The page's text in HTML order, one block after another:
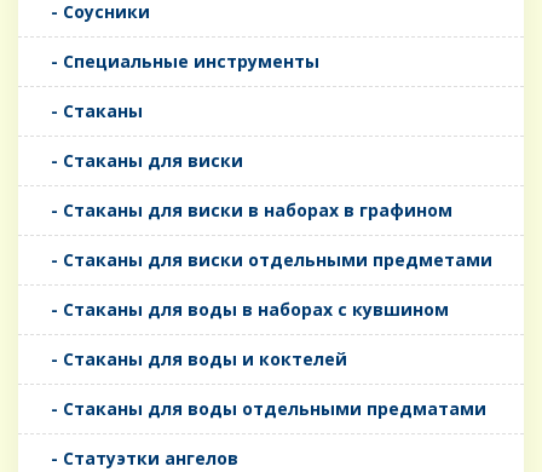
- Соусники
- Специальные инструменты
- Стаканы
- Стаканы для виски
- Стаканы для виски в наборах в графином
- Стаканы для виски отдельными предметами
- Стаканы для воды в наборах с кувшином
- Стаканы для воды и коктелей
- Стаканы для воды отдельными предматами
- Статуэтки ангелов